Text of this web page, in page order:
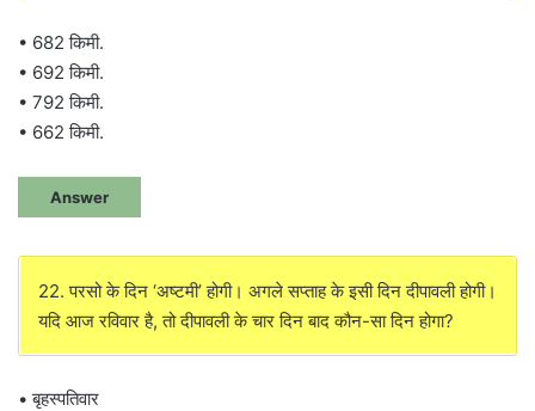
• 682 किमी.
• 692 किमी.
• 792 किमी.
• 662 किमी.
Answer
22. परसो के दिन ‘अष्टमी’ होगी। अगले सप्ताह के इसी दिन दीपावली होगी।
यदि आज रविवार है, तो दीपावली के चार दिन बाद कौन-सा दिन होगा?
• बृहस्पतिवार